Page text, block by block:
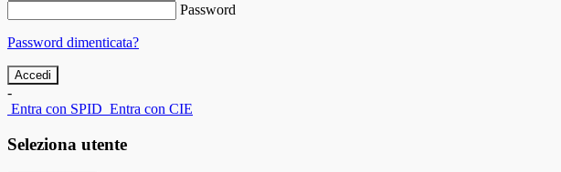
Password
Password dimenticata?
-
Entra con SPID Entra con CIE
Seleziona utente